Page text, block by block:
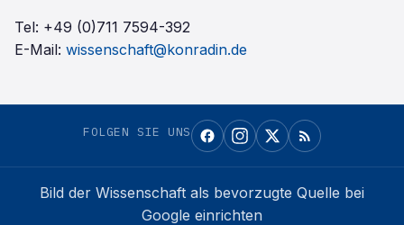
Tel: +49 (0)711 7594-392
E-Mail: wissenschaft@konradin.de
FOLGEN SIE UNS
Bild der Wissenschaft als bevorzugte Quelle bei
Google einrichten